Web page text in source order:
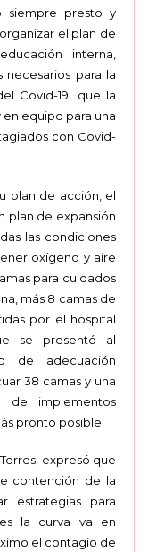
presto y
el plan de
interna,
necesarios para la
Covid-19, que la
equipo para una
con Covid-
plan de acción, el
plan de expansión
las condiciones
oxígeno y aire
para cuidados
más 8 camas de
por el hospital
se presentó al
de adecuación
38 camas y una
de implementos
pronto posible.
expresó que
contención de la
estrategias para
la curva va en
el contagio de